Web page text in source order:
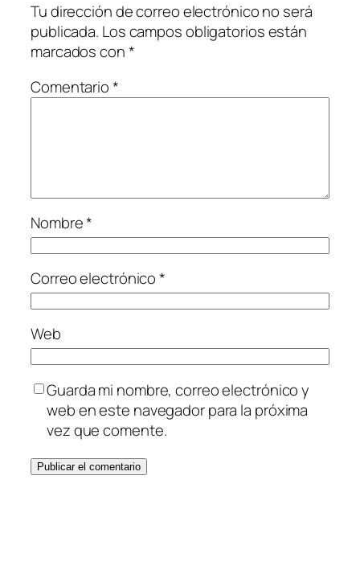
Tu dirección de correo electrónico no será
publicada. Los campos obligatorios están
marcados con*
Comentario*
Nombre*
Correo electrónico*
Web
Guarda mi nombre, correo electrónico y
web en este navegador para la próxima
vez que comente.